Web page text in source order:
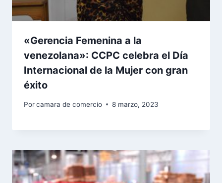
«Gerencia Femenina a la
venezolana»: CCPC celebra el Día
Internacional de la Mujer con gran
éxito
Porcamara de comercio 8 marzo, 2023